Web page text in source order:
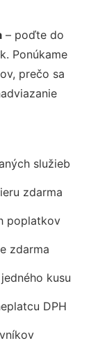
– poďte do
Ponúkame
prečo sa
služieb
zdarma
poplatkov
zdarma
kusu
DPH